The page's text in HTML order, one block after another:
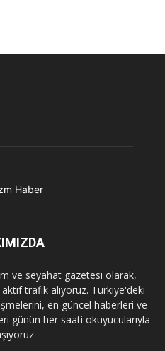
ve seyahat gazetesi olarak,
trafik alıyoruz. Türkiye'deki
en güncel haberleri ve
günün her saati okuyucularıyla